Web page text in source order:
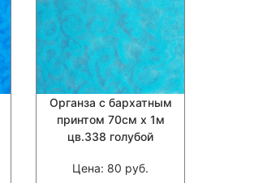
Органза с бархатным
принтом 70см х 1м
цв.338 голубой
Цена: 80 руб.